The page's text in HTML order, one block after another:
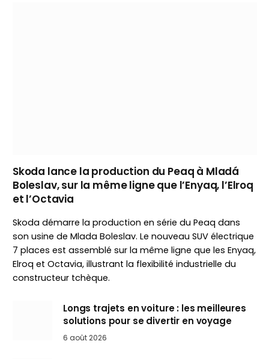
Skoda lance la production du Peaq à Mladá
Boleslav, sur la même ligne que l’Enyaq, l’Elroq
et l’Octavia
Skoda démarre la production en série du Peaq dans
son usine de Mlada Boleslav. Le nouveau SUV électrique
7 places est assemblé sur la même ligne que les Enyaq,
Elroq et Octavia, illustrant la flexibilité industrielle du
constructeur tchèque.
Longs trajets en voiture : les meilleures
solutions pour se divertir en voyage
6 août 2026